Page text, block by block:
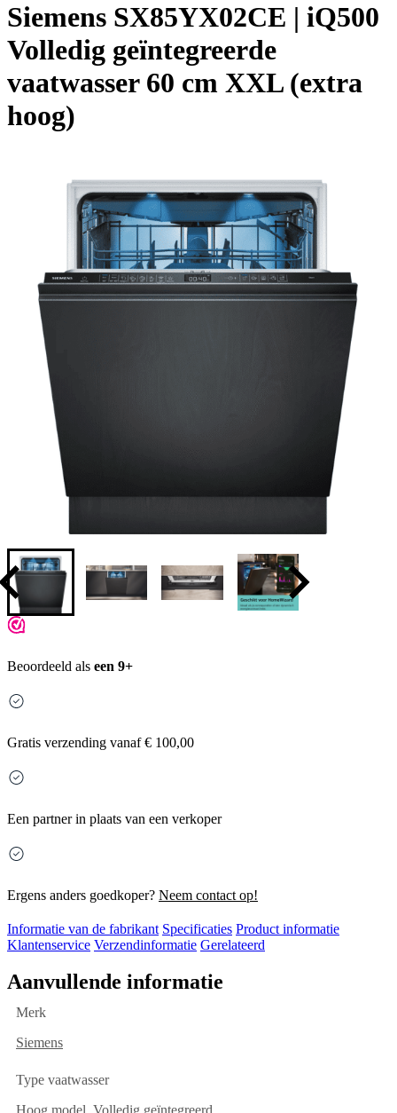
Siemens SX85YX02CE | iQ500
Volledig geïntegreerde
vaatwasser 60 cm XXL (extra
hoog)
Beoordeeld als een 9+
Gratis verzending vanaf € 100,00
Een partner in plaats van een verkoper
Ergens anders goedkoper? Neem contact op!
Informatie van de fabrikant Specificaties Product informatie
Klantenservice Verzendinformatie Gerelateerd
Aanvullende informatie
Merk
Siemens
Type vaatwasser
Hoog model Volledig geïntegreerd